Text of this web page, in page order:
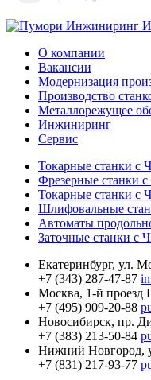
О компании
Вакансии
Модернизация
Производство
Металлорежущее
Инжиниринг
Сервис
Токарные станки с
Фрезерные станки
Токарные станки с
Шлифовальные
Автоматы
Заточные станки с
Екатеринбург, ул.
+7 (343) 287-47-87
Москва, 1-й проезд
+7 (495) 909-20-88
Новосибирск, пр.
+7 (383) 213-50-84
Нижний Новгород,
+7 (831) 217-93-77